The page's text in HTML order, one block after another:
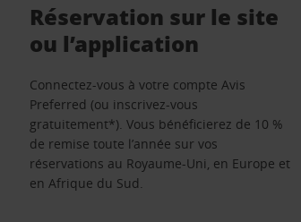
Réservation sur le site
ou l’application
Connectez-vous à votre compte Avis
Preferred (ou inscrivez-vous
gratuitement*). Vous bénéficierez de 10 %
de remise toute l’année sur vos
réservations au Royaume-Uni, en Europe et
en Afrique du Sud.